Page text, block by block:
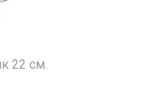
22 см.